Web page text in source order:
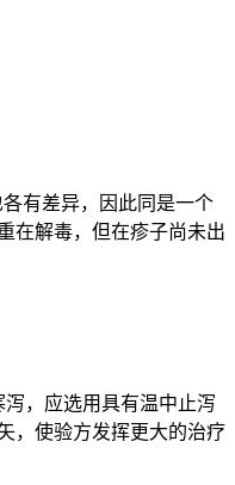
有差异，因此同是一个
在解毒，但在疹子尚未出
，应选用具有温中止泻
，使验方发挥更大的治疗